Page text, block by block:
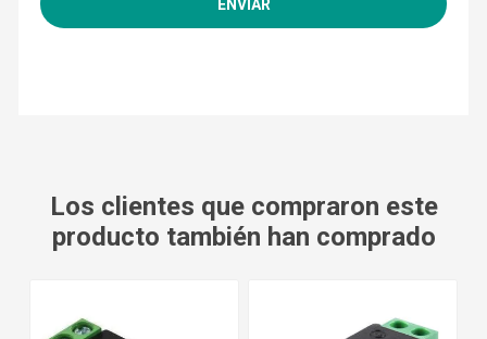
Los clientes que compraron este
producto también han comprado